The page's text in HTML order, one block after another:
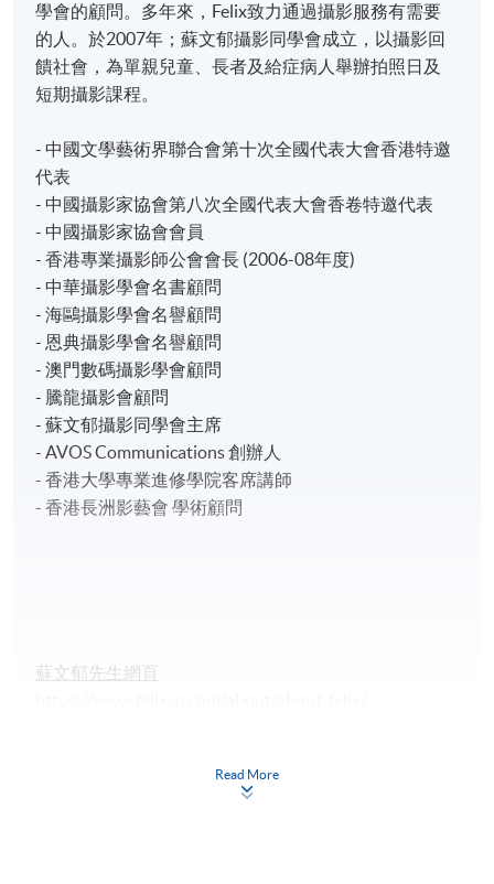
學會的顧問。多年來，Felix致力通過攝影服務有需要
的人。於2007年；蘇文郁攝影同學會成立，以攝影回
饋社會，為單親兒童、長者及給症病人舉辦拍照日及
短期攝影課程。
- 中國文學藝術界聯合會第十次全國代表大會香港特邀
代表
- 中國攝影家協會第八次全國代表大會香卷特邀代表
- 中國攝影家協會會員
- 香港專業攝影師公會會長 (2006-08年度)
- 中華攝影學會名書顧問
- 海鷗攝影學會名譽顧問
- 恩典攝影學會名譽顧問
- 澳門數碼攝影學會顧問
- 騰龍攝影會顧問
- 蘇文郁攝影同學會主席
- AVOS Communications 創辦人
- 香港大學專業進修學院客席講師
- 香港長洲影藝會 學術顧問
蘇文郁先生網頁
Read More